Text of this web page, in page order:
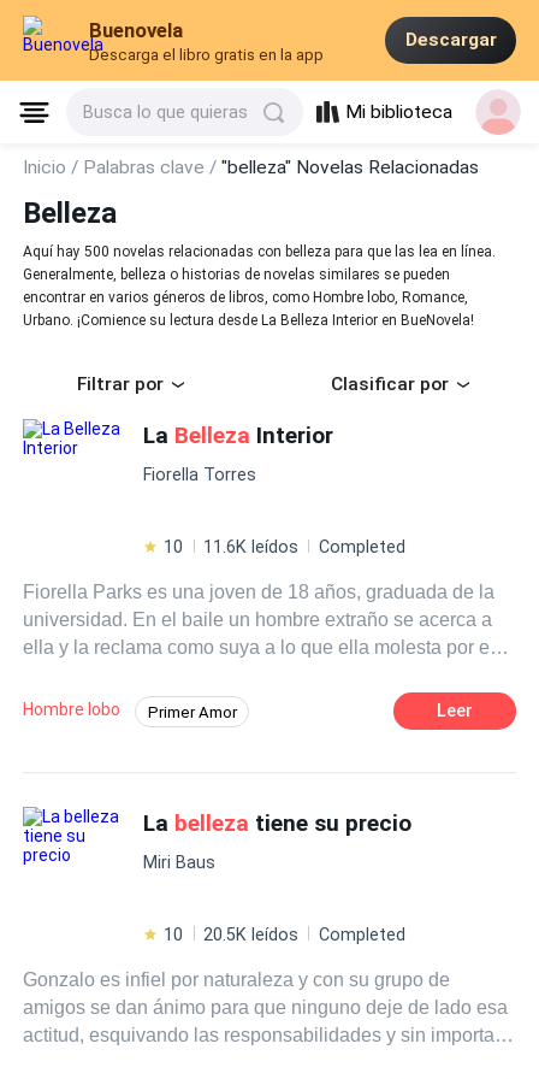
Buenovela
Descarga el libro gratis en la app
Descargar
Busca lo que quieras Mi biblioteca
Inicio / Palabras clave /"belleza" Novelas Relacionadas
Belleza
Aquí hay 500 novelas relacionadas con belleza para que las lea en línea.
Generalmente, belleza o historias de novelas similares se pueden
encontrar en varios géneros de libros, como Hombre lobo, Romance,
Urbano. ¡Comience su lectura desde La Belleza Interior en BueNovela!
Filtrar por Clasificar por
La Belleza Interior
Fiorella Torres
10 11.6K leídos Completed
Fiorella Parks es una joven de 18 años, graduada de la
universidad. En el baile un hombre extraño se acerca a
ella y la reclama como suya a lo que ella molesta por eso
es el Alpha de la manada "White Moon" y busca a su
mate desesperadamente. Él tiene un hermano menor y
que al reclamarla, ella lo golpee y escape. Aunque hay
un problema con ambos: •Donovan es un adicto al
trabajo y no le prestará la atención necesaria a su mate,
que tiene muchos amigos y uno de ellos es alguien que
muchos celos. ¿Podrá Fiorella encajar en el lugar a
pesar de su condición y de la extraña cualidad que la
persigue? ¿Podrá Donovan arreglar las cosas a tiempo?
Hombre lobo Primer Amor
POV en primera persona Contemporánea
Adolescente Campus
Leer
La belleza tiene su precio
Miri Baus
10 20.5K leídos Completed
Gonzalo es infiel por naturaleza y con su grupo de
amigos se dan ánimo para que ninguno deje de lado esa
actitud, esquivando las responsabilidades y sin importar